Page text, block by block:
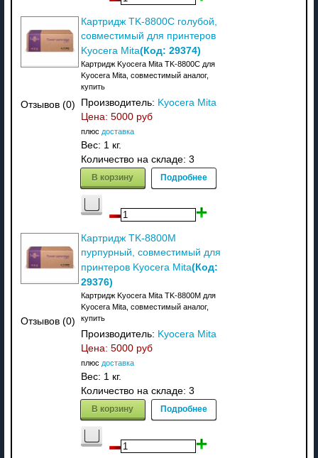
Отзывов (0)
Картридж TK-8800C голубой,
совместимый для принтеров
Kyocera Mita(Код: 29374)
Картридж Kyocera Mita TK-8800C для
Kyocera Mita, совместимый аналог,
купить
Производитель: Kyocera Mita
Цена: 5000 руб
плюс доставка
Вес: 1 кг.
Количество на складе: 3
В корзину Подробнее
Отзывов (0)
Картридж TK-8800M
пурпурный, совместимый для
принтеров Kyocera Mita(Код:
29376)
Картридж Kyocera Mita TK-8800M для
Kyocera Mita, совместимый аналог,
купить
Производитель: Kyocera Mita
Цена: 5000 руб
плюс доставка
Вес: 1 кг.
Количество на складе: 3
В корзину Подробнее